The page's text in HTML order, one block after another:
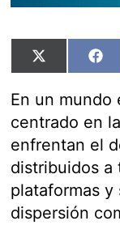
Compartir
en
X
en
En un mundo
centrado en
enfrentan el
distribuidos a
plataformas y
dispersión